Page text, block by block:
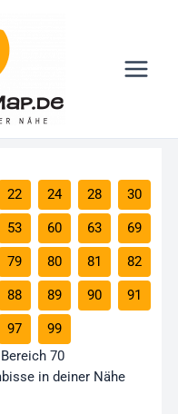
22 24 28 30
53 60 63 69
79 80 81 82
88 89 90 91
97
99
70
in deiner Nähe